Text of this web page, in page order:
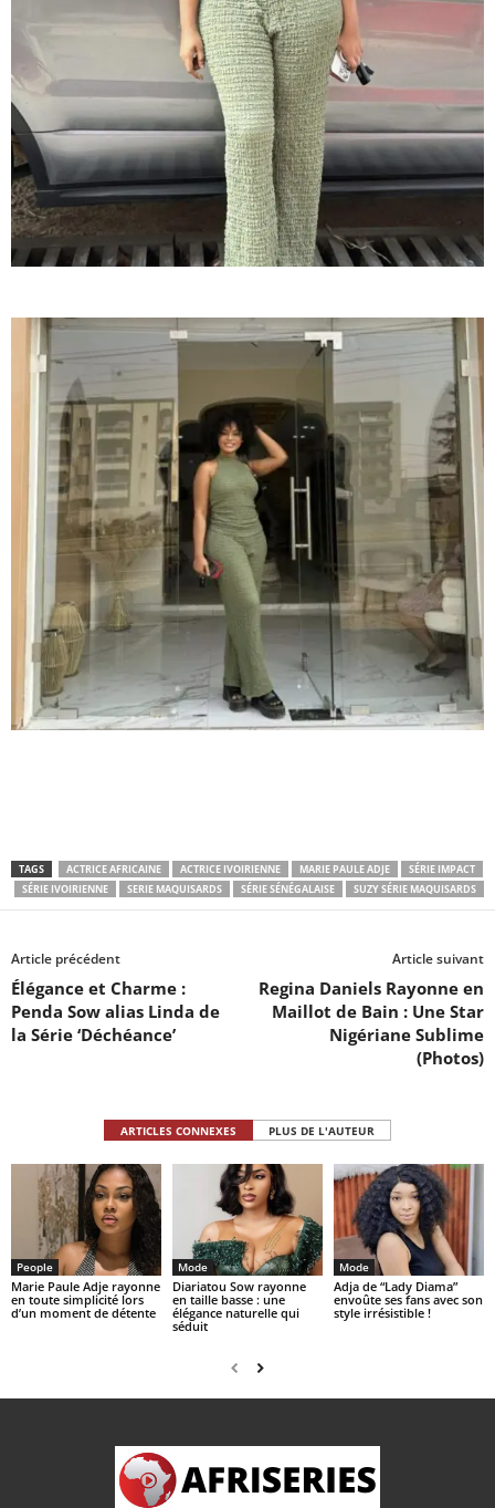
TAGS ACTRICE AFRICAINE ACTRICE IVOIRIENNE MARIE PAULE ADJE
SÉRIE IMPACT
SÉRIE IVOIRIENNE
SERIE MAQUISARDS SÉRIE SÉNÉGALAISE SUZY SÉRIE MAQUISARDS
Article précédent
Élégance et Charme :
Penda Sow alias Linda de
la Série ‘Déchéance’
Article suivant
Regina Daniels Rayonne en
Maillot de Bain : Une Star
Nigériane Sublime
(Photos)
ARTICLES CONNEXES PLUS DE L'AUTEUR
People
Marie Paule Adje rayonne
en toute simplicité lors
d’un moment de détente
Mode
Diariatou Sow rayonne
en taille basse : une
élégance naturelle qui
séduit
Mode
Adja de “Lady Diama”
envoûte ses fans avec son
style irrésistible !